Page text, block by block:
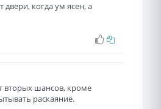
двери, когда ум ясен, а
вторых шансов, кроме
раскаяние.